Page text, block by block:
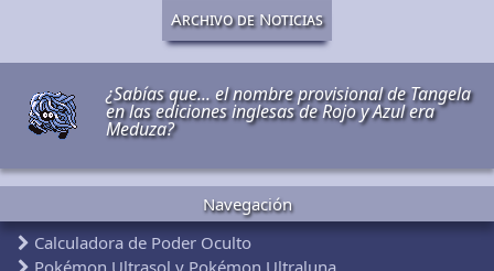
Archivo de Noticias
¿Sabías que... el nombre provisional de Tangela
en las ediciones inglesas de Rojo y Azul era
Meduza?
Navegación
Calculadora de Poder Oculto
Pokémon Ultrasol y Pokémon Ultraluna